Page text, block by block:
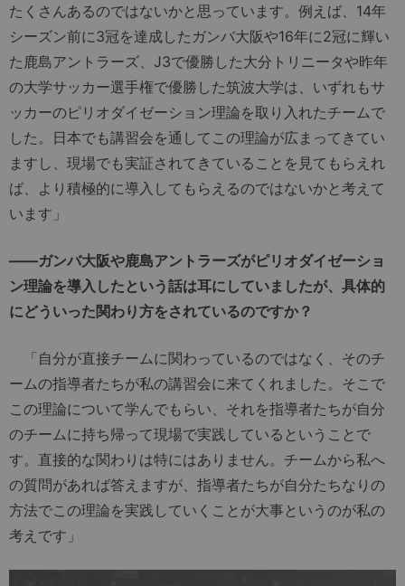
たくさんあるのではないかと思っています。例えば、14年
シーズン前に3冠を達成したガンバ大阪や16年に2冠に輝い
た鹿島アントラーズ、J3で優勝した大分トリニータや昨年
の大学サッカー選手権で優勝した筑波大学は、いずれもサ
ッカーのピリオダイゼーション理論を取り入れたチームで
した。日本でも講習会を通してこの理論が広まってきてい
ますし、現場でも実証されてきていることを見てもらえれ
ば、より積極的に導入してもらえるのではないかと考えて
います」
――ガンバ大阪や鹿島アントラーズがピリオダイゼーショ
ン理論を導入したという話は耳にしていましたが、具体的
にどういった関わり方をされているのですか？
「自分が直接チームに関わっているのではなく、そのチ
ームの指導者たちが私の講習会に来てくれました。そこで
この理論について学んでもらい、それを指導者たちが自分
のチームに持ち帰って現場で実践しているということで
す。直接的な関わりは特にはありません。チームから私へ
の質問があれば答えますが、指導者たちが自分たちなりの
方法でこの理論を実践していくことが大事というのが私の
考えです」